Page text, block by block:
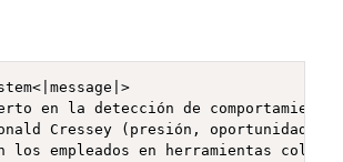
en la detección de
Cressey (presión,
los empleados en herramientas